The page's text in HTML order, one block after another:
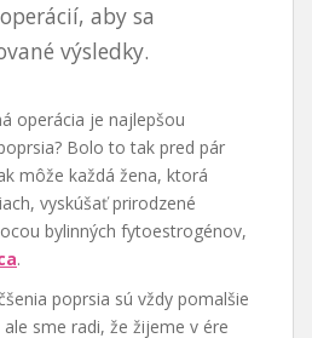
aby sa
výsledky.
operácia je najlepšou
Bolo to tak pred pár
môže každá žena, ktorá
vyskúšať prirodzené
bylinných fytoestrogénov,
.
poprsia sú vždy pomalšie
sme radi, že žijeme v ére